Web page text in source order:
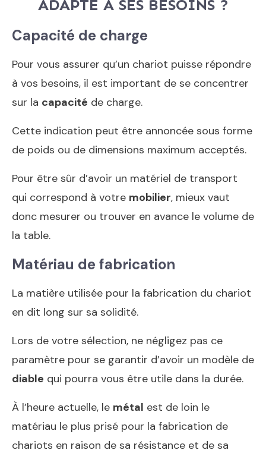
ADAPTÉ À SES BESOINS ?
Capacité de charge
Pour vous assurer qu’un chariot puisse répondre
à vos besoins, il est important de se concentrer
sur la capacité de charge.
Cette indication peut être annoncée sous forme
de poids ou de dimensions maximum acceptés.
Pour être sûr d’avoir un matériel de transport
qui correspond à votre mobilier, mieux vaut
donc mesurer ou trouver en avance le volume de
la table.
Matériau de fabrication
La matière utilisée pour la fabrication du chariot
en dit long sur sa solidité.
Lors de votre sélection, ne négligez pas ce
paramètre pour se garantir d’avoir un modèle de
diable qui pourra vous être utile dans la durée.
À l’heure actuelle, le métal est de loin le
matériau le plus prisé pour la fabrication de
chariots en raison de sa résistance et de sa